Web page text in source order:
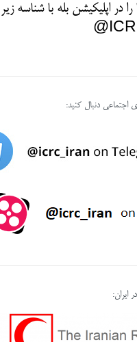
را در اپلیکیشن بله با شناسه
اجتماعی دنبال کنید:
ایران: